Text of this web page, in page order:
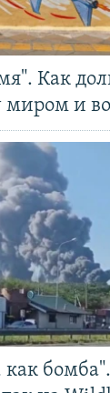
Как
миром и